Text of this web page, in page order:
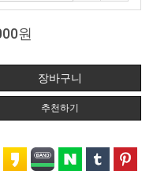
원
추천하기